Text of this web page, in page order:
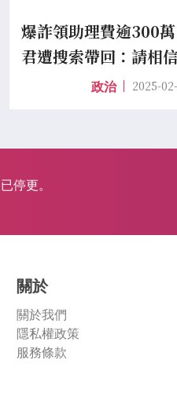
爆詐領助理費逾300
君遭搜索帶回：請相
政治 2025-
停更。
關於
關於我們
隱私權政策
服務條款